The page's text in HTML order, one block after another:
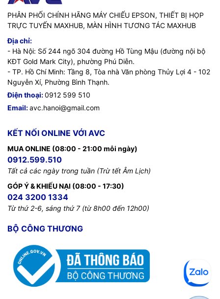
PHÂN PHỐI CHÍNH HÃNG MÁY CHIẾU EPSON, THIẾT BỊ HỌP
TRỰC TUYẾN MAXHUB, MÀN HÌNH TƯƠNG TÁC MAXHUB
Địa chỉ:
- Hà Nội: Số 244 ngõ 304 đường Hồ Tùng Mậu (đường nội bộ
KĐT Gold Mark City), phường Phú Diễn.
- TP. Hồ Chí Minh: Tầng 8, Tòa nhà Văn phòng Thủy Lợi 4 - 102
Nguyễn Xí, Phường Bình Thạnh.
Điện thoại:0912 599 510
Email:avc.hanoi@gmail.com
KẾT NỐI ONLINE VỚI AVC
MUA ONLINE (08:00 - 21:00 mỗi ngày)
0912.599.510
Tất cả các ngày trong tuần (Trừ tết Âm Lịch)
GÓP Ý & KHIẾU NẠI (08:00 - 17:30)
024 3200 1334
Từ thứ 2-6, sáng thứ 7 (từ 8h00 đến 12h00)
BỘ CÔNG THƯƠNG